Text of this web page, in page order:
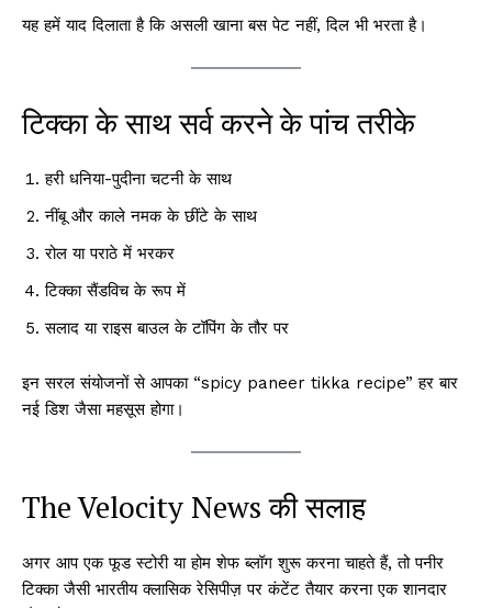
यह हमें याद दिलाता है कि असली खाना बस पेट नहीं, दिल भी भरता है।
टिक्का के साथ सर्व करने के पांच तरीके
हरी धनिया-पुदीना चटनी के साथ
नींबू और काले नमक के छींटे के साथ
रोल या पराठे में भरकर
टिक्का सैंडविच के रूप में
सलाद या राइस बाउल के टॉपिंग के तौर पर
इन सरल संयोजनों से आपका “spicy paneer tikka recipe” हर बार
नई डिश जैसा महसूस होगा।
The Velocity News की सलाह
अगर आप एक फूड स्टोरी या होम शेफ ब्लॉग शुरू करना चाहते हैं, तो पनीर
टिक्का जैसी भारतीय क्लासिक रेसिपीज़ पर कंटेंट तैयार करना एक शानदार